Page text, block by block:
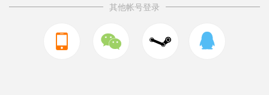
其他帐号登录
  